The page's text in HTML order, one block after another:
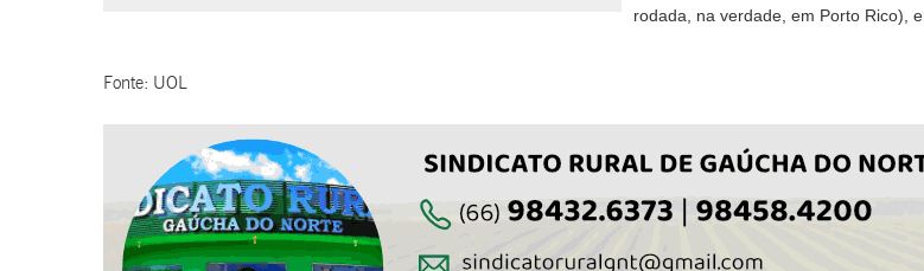
rodada, na verdade, em Porto Rico),
Fonte: UOL